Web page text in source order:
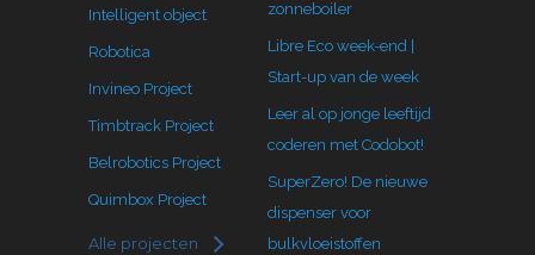
Intelligent object
Robotica
Invineo Project
Timbtrack Project
Belrobotics Project
Quimbox Project
Alle projecten
zonneboiler
Libre Eco week-end |
Start-up van de week
Leer al op jonge leeftijd
coderen met Codobot!
SuperZero! De nieuwe
dispenser voor
bulkvloeistoffen